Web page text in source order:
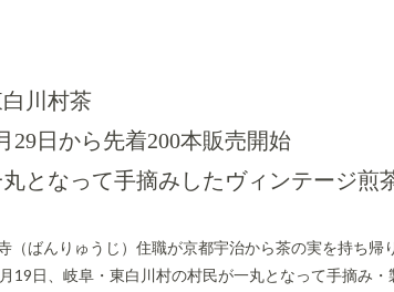
川村茶
29日から先着200本販売開始
となって手摘みしたヴィンテージ煎
（ばんりゅうじ）住職が京都宇治から茶の実を持ち帰
19日、岐阜・東白川村の村民が一丸となって手摘み